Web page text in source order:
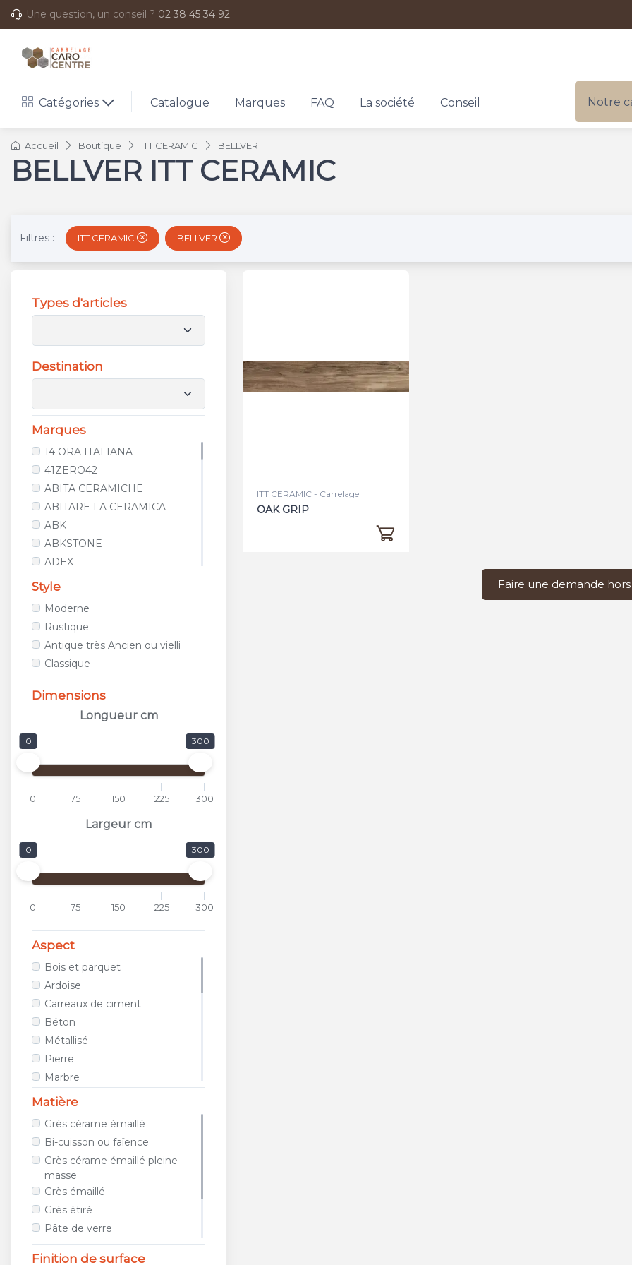
Une question, un conseil ? 02 38 45 34 92
Catégories Catalogue Marques FAQ La société Conseil Notre
Accueil Boutique ITT CERAMIC BELLVER
BELLVER ITT CERAMIC
Filtres : ITT CERAMIC BELLVER
Types d'articles
Destination
Marques
14 ORA ITALIANA
41ZERO42
ABITA CERAMICHE
ABITARE LA CERAMICA
ABK
ABKSTONE
ADEX
AGROB BUCHTAL
ALFALUX
ANTICA CERAMICA RUBIERA
APARICI
APAVISA
AREA CERAMICHE
AREZIA
ARGENTA
ARIOSTEA
ARPA
ARTISTICA DUE
ASCOT
ASTOR
ATLAS CONCORDE
AVA CERAMICA
AZTECA CERAMICA
AZULEJOS BENADRESA
AZULEV
AZUVI
B&B CERAMICHE
BAERWOLF
BAGATTINI
BARDELLI
BAYKER
BELLACASA CERAMICA
BELLAVISTA
BIOPETRA
BISAZZA
BLUSTYLE
BOXER
Style
Moderne
Rustique
Antique très Ancien ou vielli
Classique
Dimensions
Longueur cm
0 300
0 75 150 225 300
Largeur cm
0 300
0 75 150 225 300
Aspect
Bois et parquet
Ardoise
Carreaux de ciment
Béton
Métallisé
Pierre
Marbre
Tissu / Cuir
Géométrique
Images et photos
Galet et mosaïque
Travertin
Terracotta
Matière
Grès cérame émaillé
Bi-cuisson ou faïence
Grès cérame émaillé pleine
masse
Grès émaillé
Grès étiré
Pâte de verre
Métal
Finition de surface
ITT CERAMIC - Carrelage
OAK GRIP
Faire une demande